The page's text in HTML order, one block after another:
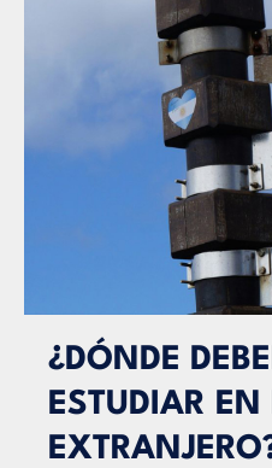
tu futuro profesional en
volver después de
asegurarte de que tus
reconocidos allí.
¿DÓNDE
ESTUDIAR EN